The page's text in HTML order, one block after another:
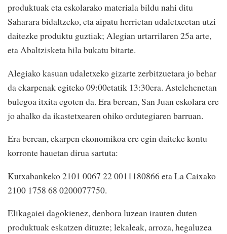
produktuak eta eskolarako materiala bildu nahi ditu
Saharara bidaltzeko, eta aipatu herrietan udaletxeetan utzi
daitezke produktu guztiak; Alegian urtarrilaren 25a arte,
eta Abaltzisketa hila bukatu bitarte.
Alegiako kasuan udaletxeko gizarte zerbitzuetara jo behar
da ekarpenak egiteko 09:00etatik 13:30era. Astelehenetan
bulegoa itxita egoten da. Era berean, San Juan eskolara ere
jo ahalko da ikastetxearen ohiko ordutegiaren barruan.
Era berean, ekarpen ekonomikoa ere egin daiteke kontu
korronte hauetan dirua sartuta:
Kutxabankeko 2101 0067 22 0011180866 eta La Caixako
2100 1758 68 0200077750.
Elikagaiei dagokienez, denbora luzean irauten duten
produktuak eskatzen dituzte; lekaleak, arroza, hegaluzea